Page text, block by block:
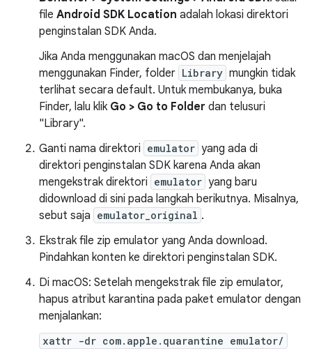
file Android SDK Location adalah lokasi direktori
penginstalan SDK Anda.
Jika Anda menggunakan macOS dan menjelajah
menggunakan Finder, folder Library mungkin tidak
terlihat secara default. Untuk membukanya, buka
Finder, lalu klik Go > Go to Folder dan telusuri
"Library".
Ganti nama direktori emulator yang ada di
direktori penginstalan SDK karena Anda akan
mengekstrak direktori emulator yang baru
didownload di sini pada langkah berikutnya. Misalnya,
sebut saja emulator_original .
Ekstrak file zip emulator yang Anda download.
Pindahkan konten ke direktori penginstalan SDK.
Di macOS: Setelah mengekstrak file zip emulator,
hapus atribut karantina pada paket emulator dengan
menjalankan:
xattr -dr com.apple.quarantine emulator/